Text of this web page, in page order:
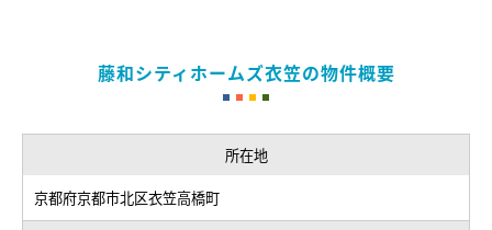
藤和シティホームズ衣笠の物件概要
所在地
京都府京都市北区衣笠高橋町